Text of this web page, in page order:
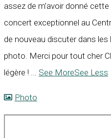
assez de m’avoir donné
concert exceptionnel au
de nouveau discuter dans les
photo. Merci pour tout cher
légère !
See MoreSee Less
Photo